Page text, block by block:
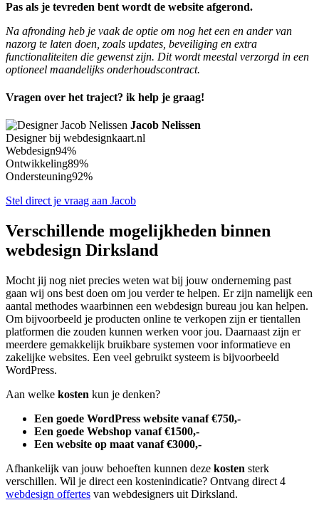
Pas als je tevreden bent wordt de website afgerond.
Na afronding heb je vaak de optie om nog het een en ander van
nazorg te laten doen, zoals updates, beveiliging en extra
functionaliteiten die gewenst zijn. Dit wordt meestal verzorgd in een
optioneel maandelijks onderhoudscontract.
Vragen over het traject? ik help je graag!
Jacob Nelissen
Designer bij webdesignkaart.nl
Webdesign94%
Ontwikkeling89%
Ondersteuning92%
Stel direct je vraag aan Jacob
Verschillende mogelijkheden binnen
webdesign Dirksland
Mocht jij nog niet precies weten wat bij jouw onderneming past
gaan wij ons best doen om jou verder te helpen. Er zijn namelijk een
aantal methodes waarbinnen een webdesign bureau jou kan helpen.
Om bijvoorbeeld je producten online te verkopen zijn er tientallen
platformen die zouden kunnen werken voor jou. Daarnaast zijn er
meerdere gemakkelijk bruikbare systemen voor informatieve en
zakelijke websites. Een veel gebruikt systeem is bijvoorbeeld
WordPress.
Aan welke kosten kun je denken?
Een goede WordPress website vanaf €750,-
Een goede Webshop vanaf €1500,-
Een website op maat vanaf €3000,-
Afhankelijk van jouw behoeften kunnen deze kosten sterk
verschillen. Wil je direct een kostenindicatie? Ontvang direct 4
webdesign offertes van webdesigners uit Dirksland.